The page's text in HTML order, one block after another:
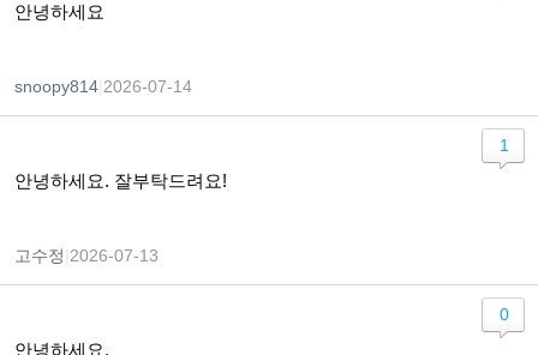
안녕하세요
snoopy814 2026-07-14
안녕하세요. 잘부탁드려요!
고수정 2026-07-13
1
안녕하세요.
0